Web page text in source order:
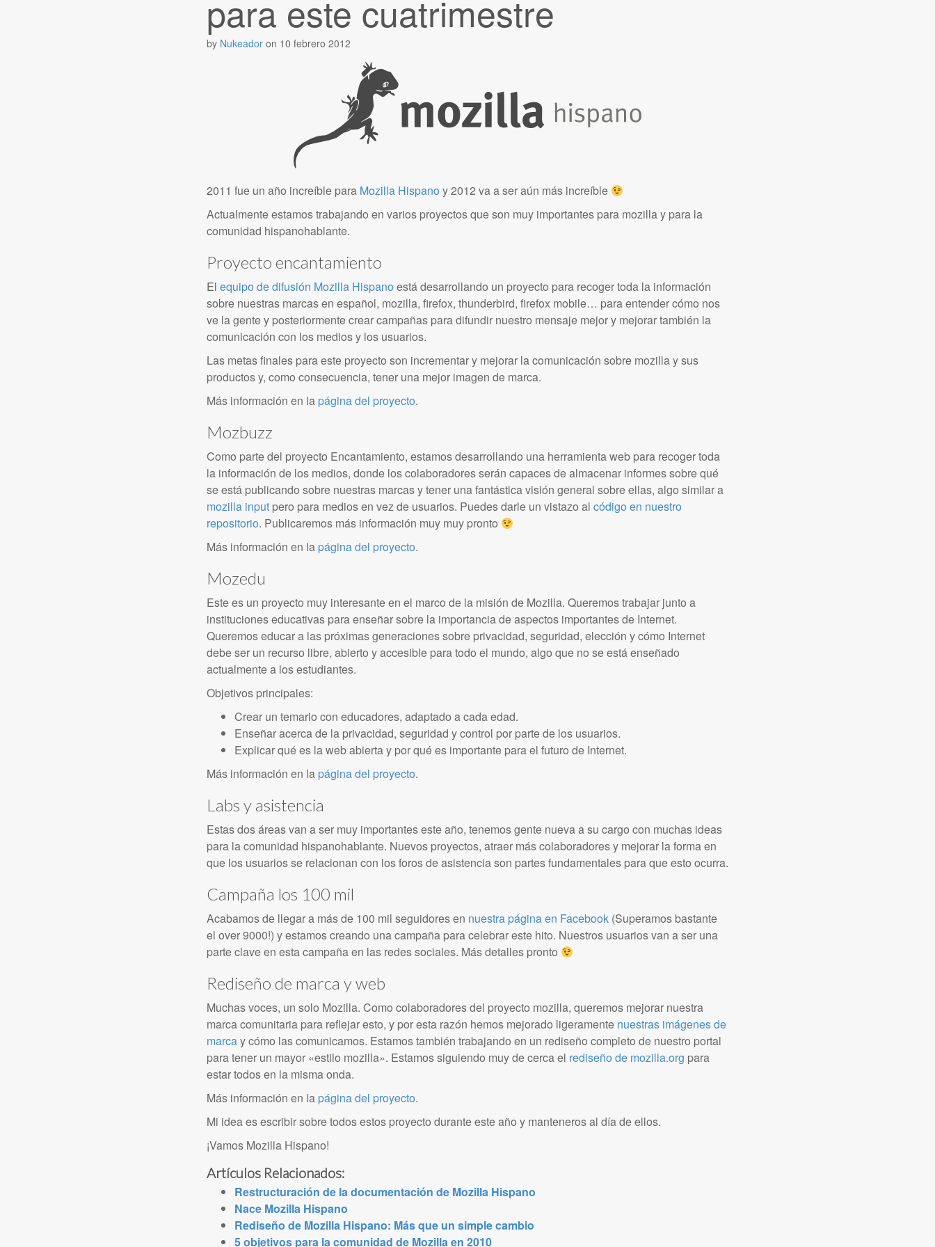
para este cuatrimestre
by Nukeador on 10 febrero 2012
2011 fue un año increíble para Mozilla Hispano y 2012 va a ser aún más increíble
Actualmente estamos trabajando en varios proyectos que son muy importantes para mozilla y para la
comunidad hispanohablante.
Proyecto encantamiento
El equipo de difusión Mozilla Hispano está desarrollando un proyecto para recoger toda la información
sobre nuestras marcas en español, mozilla, firefox, thunderbird, firefox mobile… para entender cómo nos
ve la gente y posteriormente crear campañas para difundir nuestro mensaje mejor y mejorar también la
comunicación con los medios y los usuarios.
Las metas finales para este proyecto son incrementar y mejorar la comunicación sobre mozilla y sus
productos y, como consecuencia, tener una mejor imagen de marca.
Más información en la página del proyecto.
Mozbuzz
Como parte del proyecto Encantamiento, estamos desarrollando una herramienta web para recoger toda
la información de los medios, donde los colaboradores serán capaces de almacenar informes sobre qué
se está publicando sobre nuestras marcas y tener una fantástica visión general sobre ellas, algo similar a
mozilla input pero para medios en vez de usuarios. Puedes darle un vistazo al código en nuestro
repositorio. Publicaremos más información muy muy pronto
Más información en la página del proyecto.
Mozedu
Este es un proyecto muy interesante en el marco de la misión de Mozilla. Queremos trabajar junto a
instituciones educativas para enseñar sobre la importancia de aspectos importantes de Internet.
Queremos educar a las próximas generaciones sobre privacidad, seguridad, elección y cómo Internet
debe ser un recurso libre, abierto y accesible para todo el mundo, algo que no se está enseñado
actualmente a los estudiantes.
Objetivos principales:
Crear un temario con educadores, adaptado a cada edad.
Enseñar acerca de la privacidad, seguridad y control por parte de los usuarios.
Explicar qué es la web abierta y por qué es importante para el futuro de Internet.
Más información en la página del proyecto.
Labs y asistencia
Estas dos áreas van a ser muy importantes este año, tenemos gente nueva a su cargo con muchas ideas
para la comunidad hispanohablante. Nuevos proyectos, atraer más colaboradores y mejorar la forma en
que los usuarios se relacionan con los foros de asistencia son partes fundamentales para que esto ocurra.
Campaña los 100 mil
Acabamos de llegar a más de 100 mil seguidores en nuestra página en Facebook (Superamos bastante
el over 9000!) y estamos creando una campaña para celebrar este hito. Nuestros usuarios van a ser una
parte clave en esta campaña en las redes sociales. Más detalles pronto
Rediseño de marca y web
Muchas voces, un solo Mozilla. Como colaboradores del proyecto mozilla, queremos mejorar nuestra
marca comunitaria para reflejar esto, y por esta razón hemos mejorado ligeramente nuestras imágenes de
marcay cómo las comunicamos. Estamos también trabajando en un rediseño completo de nuestro portal
para tener un mayor «estilo mozilla». Estamos siguiendo muy de cerca el rediseño de mozilla.org para
estar todos en la misma onda.
Más información en la página del proyecto.
Mi idea es escribir sobre todos estos proyecto durante este año y manteneros al día de ellos.
¡Vamos Mozilla Hispano!
Artículos Relacionados:
Restructuración de la documentación de Mozilla Hispano
Nace Mozilla Hispano
Rediseño de Mozilla Hispano: Más que un simple cambio
5 objetivos para la comunidad de Mozilla en 2010